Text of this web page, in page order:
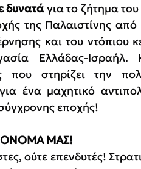
δυνατά για το ζήτημα
της Παλαιστίνης
και του ντόπιου
Ελλάδας-
στηρίζει την
ένα μαχητικό
εποχής!
ΟΝΟΜΑ ΜΑΣ!
ούτε επενδυτές!